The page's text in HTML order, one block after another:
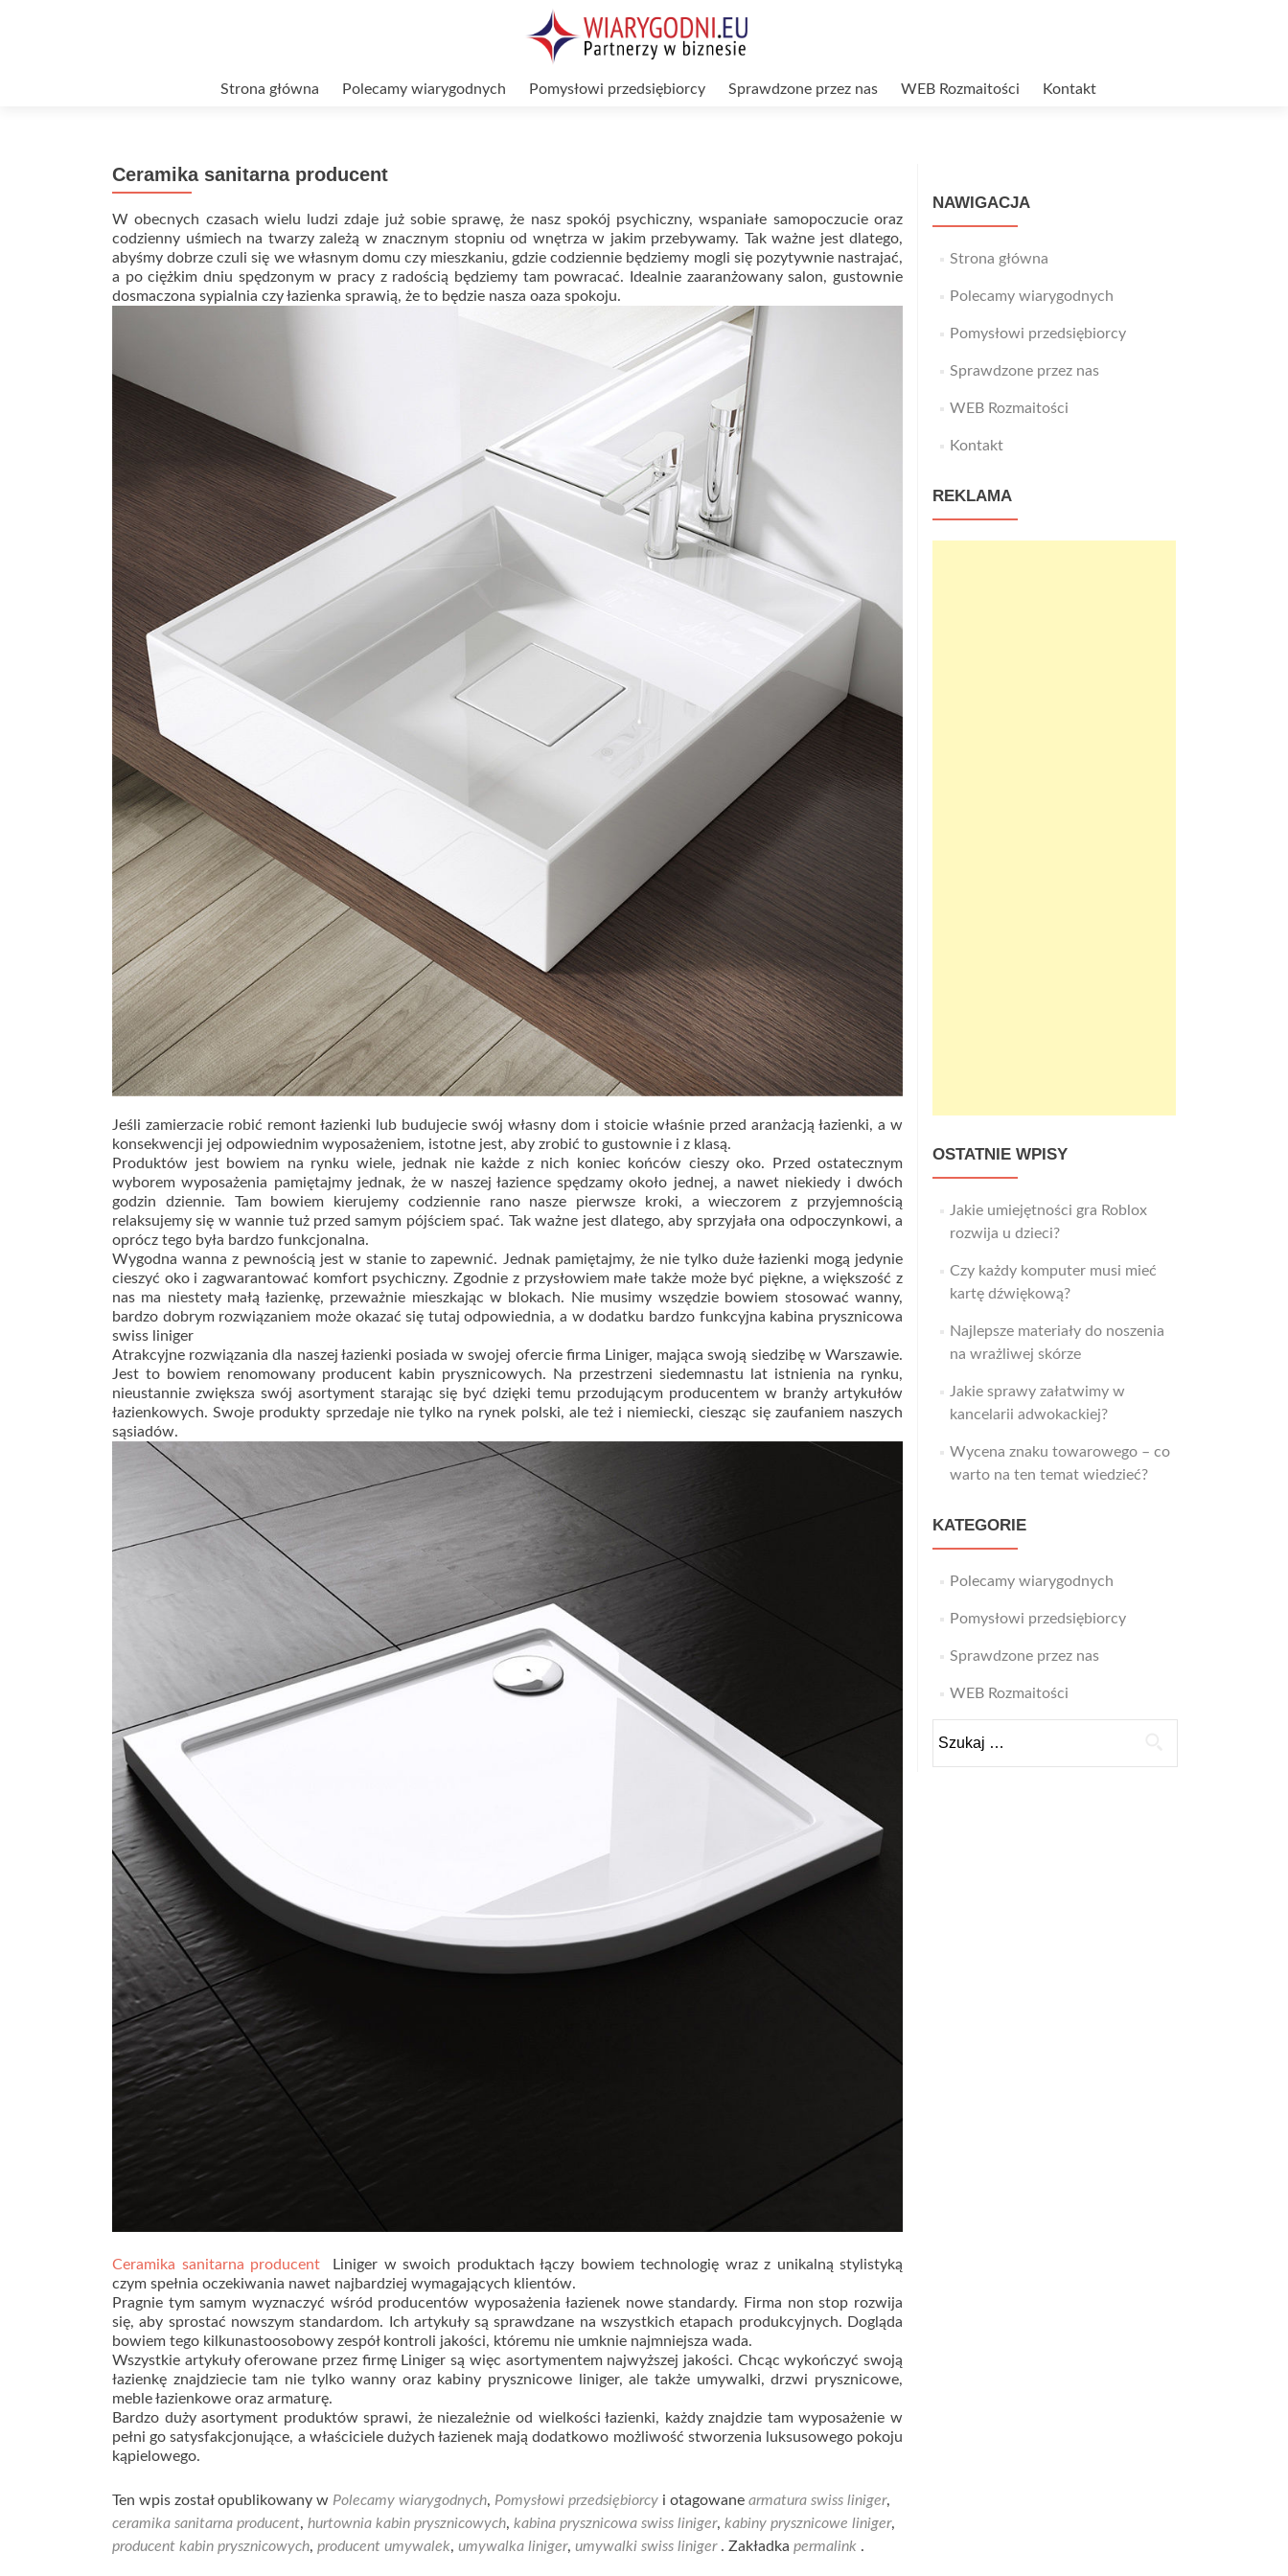
Strona główna Polecamy wiarygodnych Pomysłowi przedsiębiorcy Sprawdzone przez nas WEB Rozmaitości Kontakt
Ceramika sanitarna producent
W obecnych czasach wielu ludzi zdaje już sobie sprawę, że nasz spokój psychiczny, wspaniałe samopoczucie oraz
codzienny uśmiech na twarzy zależą w znacznym stopniu od wnętrza w jakim przebywamy. Tak ważne jest dlatego,
abyśmy dobrze czuli się we własnym domu czy mieszkaniu, gdzie codziennie będziemy mogli się pozytywnie nastrajać,
a po ciężkim dniu spędzonym w pracy z radością będziemy tam powracać. Idealnie zaaranżowany salon, gustownie
dosmaczona sypialnia czy łazienka sprawią, że to będzie nasza oaza spokoju.
Jeśli zamierzacie robić remont łazienki lub budujecie swój własny dom i stoicie właśnie przed aranżacją łazienki, a w
konsekwencji jej odpowiednim wyposażeniem, istotne jest, aby zrobić to gustownie i z klasą.
Produktów jest bowiem na rynku wiele, jednak nie każde z nich koniec końców cieszy oko. Przed ostatecznym
wyborem wyposażenia pamiętajmy jednak, że w naszej łazience spędzamy około jednej, a nawet niekiedy i dwóch
godzin dziennie. Tam bowiem kierujemy codziennie rano nasze pierwsze kroki, a wieczorem z przyjemnością
relaksujemy się w wannie tuż przed samym pójściem spać. Tak ważne jest dlatego, aby sprzyjała ona odpoczynkowi, a
oprócz tego była bardzo funkcjonalna.
Wygodna wanna z pewnością jest w stanie to zapewnić. Jednak pamiętajmy, że nie tylko duże łazienki mogą jedynie
cieszyć oko i zagwarantować komfort psychiczny. Zgodnie z przysłowiem małe także może być piękne, a większość z
nas ma niestety małą łazienkę, przeważnie mieszkając w blokach. Nie musimy wszędzie bowiem stosować wanny,
bardzo dobrym rozwiązaniem może okazać się tutaj odpowiednia, a w dodatku bardzo funkcyjna kabina prysznicowa
swiss liniger
Atrakcyjne rozwiązania dla naszej łazienki posiada w swojej ofercie firma Liniger, mająca swoją siedzibę w Warszawie.
Jest to bowiem renomowany producent kabin prysznicowych. Na przestrzeni siedemnastu lat istnienia na rynku,
nieustannie zwiększa swój asortyment starając się być dzięki temu przodującym producentem w branży artykułów
łazienkowych. Swoje produkty sprzedaje nie tylko na rynek polski, ale też i niemiecki, ciesząc się zaufaniem naszych
sąsiadów.
Ceramika sanitarna producent Liniger w swoich produktach łączy bowiem technologię wraz z unikalną stylistyką
czym spełnia oczekiwania nawet najbardziej wymagających klientów.
Pragnie tym samym wyznaczyć wśród producentów wyposażenia łazienek nowe standardy. Firma non stop rozwija
się, aby sprostać nowszym standardom. Ich artykuły są sprawdzane na wszystkich etapach produkcyjnych. Dogląda
bowiem tego kilkunastoosobowy zespół kontroli jakości, któremu nie umknie najmniejsza wada.
Wszystkie artykuły oferowane przez firmę Liniger są więc asortymentem najwyższej jakości. Chcąc wykończyć swoją
łazienkę znajdziecie tam nie tylko wanny oraz kabiny prysznicowe liniger, ale także umywalki, drzwi prysznicowe,
meble łazienkowe oraz armaturę.
Bardzo duży asortyment produktów sprawi, że niezależnie od wielkości łazienki, każdy znajdzie tam wyposażenie w
pełni go satysfakcjonujące, a właściciele dużych łazienek mają dodatkowo możliwość stworzenia luksusowego pokoju
kąpielowego.
Ten wpis został opublikowany w Polecamy wiarygodnych, Pomysłowi przedsiębiorcy i otagowane armatura swiss liniger,
ceramika sanitarna producent, hurtownia kabin prysznicowych, kabina prysznicowa swiss liniger, kabiny prysznicowe liniger,
producent kabin prysznicowych, producent umywalek, umywalka liniger, umywalki swiss liniger. Zakładka permalink .
NAWIGACJA
Strona główna
Polecamy wiarygodnych
Pomysłowi przedsiębiorcy
Sprawdzone przez nas
WEB Rozmaitości
Kontakt
REKLAMA
OSTATNIE WPISY
Jakie umiejętności gra Roblox
rozwija u dzieci?
Czy każdy komputer musi mieć
kartę dźwiękową?
Najlepsze materiały do noszenia
na wrażliwej skórze
Jakie sprawy załatwimy w
kancelarii adwokackiej?
Wycena znaku towarowego – co
warto na ten temat wiedzieć?
KATEGORIE
Polecamy wiarygodnych
Pomysłowi przedsiębiorcy
Sprawdzone przez nas
WEB Rozmaitości